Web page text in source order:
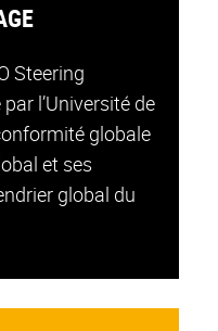
Steering
l’Université de
globale
et ses
global du